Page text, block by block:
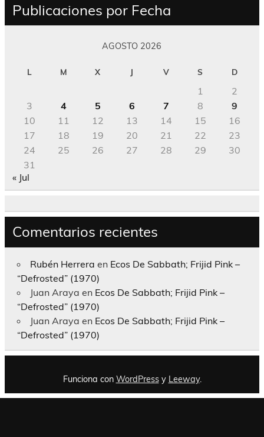
Publicaciones por Fecha
AGOSTO 2026
L M X J V S D
1
2
3
4 5 6 7 8
9
10
11 12 13 14 15
16
17
18 19 20 21 22
23
24
25 26 27 28 29
30
31
« Jul
Comentarios recientes
Rubén Herrera en Ecos De Sabbath; Frijid Pink –
“Defrosted” (1970)
Juan Araya en Ecos De Sabbath; Frijid Pink –
“Defrosted” (1970)
Juan Araya en Ecos De Sabbath; Frijid Pink –
“Defrosted” (1970)
Funciona con WordPressy Leeway.